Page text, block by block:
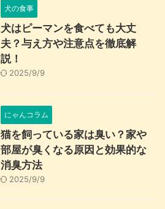
犬の食事
犬はピーマンを食べても大丈
夫？与え方や注意点を徹底解
説！
2025/9/9
にゃんコラム
猫を飼っている家は臭い？家や
部屋が臭くなる原因と効果的な
消臭方法
2025/9/9